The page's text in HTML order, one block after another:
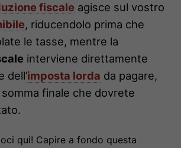
fiscale agisce sul vostro
, riducendolo prima che
le tasse, mentre la
interviene direttamente
dell’imposta lorda da pagare,
finale che dovrete
qui! Capire a fondo questa